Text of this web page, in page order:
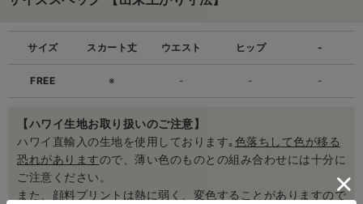
サイズ
FREE
スカート丈
※
ウエスト
-
ヒップ
-
-
-
【ハワイ生地お取り扱いのご注意】
ハワイ直輸入の生地を使用しております｡色落ちして色が移る
恐れがありますので、薄い色のものとの組み合わせには十分に
ご注意ください。
また、顔料プリントは熱に弱く、変色することがありますので